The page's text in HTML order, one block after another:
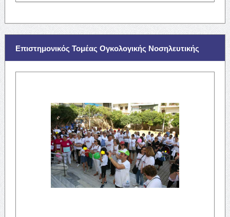
Επιστημονικός Τομέας Ογκολογικής Νοσηλευτικής